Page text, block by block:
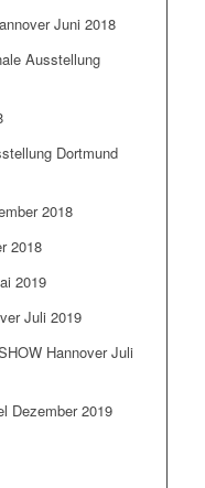
Juni 2018
Ausstellung
Dortmund
2018
2018
2019
Juli 2019
Hannover Juli
Dezember 2019